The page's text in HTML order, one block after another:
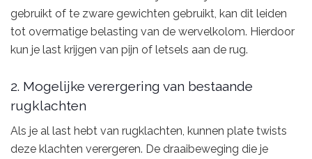
gebruikt of te zware gewichten gebruikt, kan dit leiden
tot overmatige belasting van de wervelkolom. Hierdoor
kun je last krijgen van pijn of letsels aan de rug.
2. Mogelijke verergering van bestaande
rugklachten
Als je al last hebt van rugklachten, kunnen plate twists
deze klachten verergeren. De draaibeweging die je